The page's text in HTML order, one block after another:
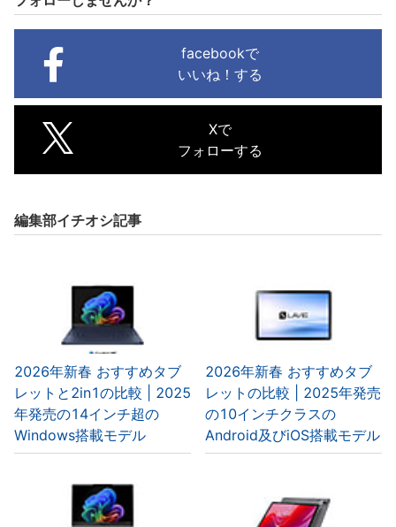
facebookで
いいね！する
Xで
フォローする
編集部イチオシ記事
2026年新春 おすすめタブ
レットと2in1の比較 | 2025
年発売の14インチ超の
Windows搭載モデル
2026年新春 おすすめタブ
レットの比較 | 2025年発売
の10インチクラスの
Android及びiOS搭載モデル